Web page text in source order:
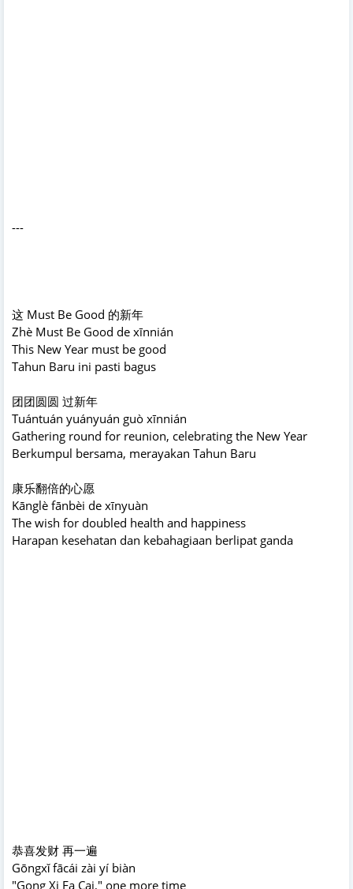
---
这 Must Be Good 的新年
Zhè Must Be Good de xīnnián
This New Year must be good
Tahun Baru ini pasti bagus
团团圆圆 过新年
Tuántuán yuányuán guò xīnnián
Gathering round for reunion, celebrating the New Year
Berkumpul bersama, merayakan Tahun Baru
康乐翻倍的心愿
Kānglè fānbèi de xīnyuàn
The wish for doubled health and happiness
Harapan kesehatan dan kebahagiaan berlipat ganda
恭喜发财 再一遍
Gōngxǐ fācái zài yí biàn
"Gong Xi Fa Cai," one more time